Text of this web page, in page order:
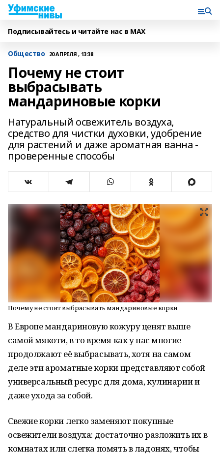
Подписывайтесь и читайте нас в MAX
Общество 20 АПРЕЛЯ , 13:38
Почему не стоит
выбрасывать
мандариновые корки
Натуральный освежитель воздуха,
средство для чистки духовки, удобрение
для растений и даже ароматная ванна -
проверенные способы
Почему не стоит выбрасывать мандариновые корки
В Европе мандариновую кожуру ценят выше
самой мякоти, в то время как у нас многие
продолжают её выбрасывать, хотя на самом
деле эти ароматные корки представляют собой
универсальный ресурс для дома, кулинарии и
даже ухода за собой.
Свежие корки легко заменяют покупные
освежители воздуха: достаточно разложить их в
комнатах или слегка помять в ладонях, чтобы